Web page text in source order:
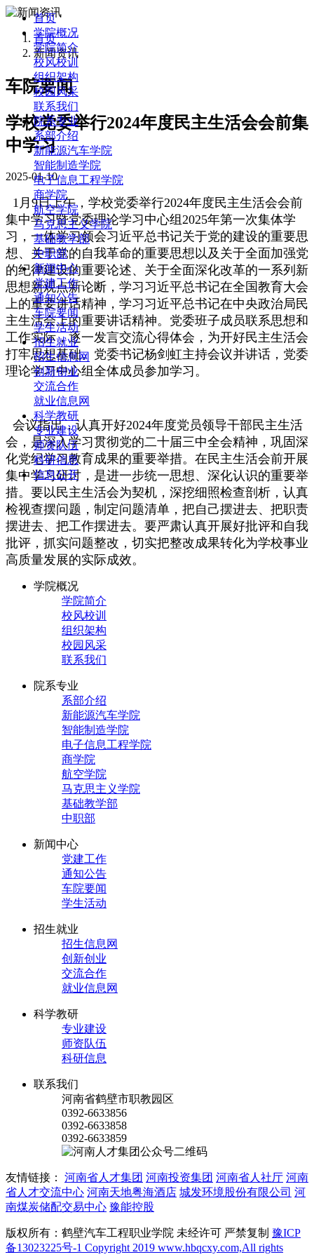
首页
学院概况
学院简介
校风校训
组织架构
校园风采
联系我们
院系专业
系部介绍
新能源汽车学院
智能制造学院
电子信息工程学院
商学院
航空学院
马克思主义学院
基础教学部
中职部
新闻中心
党建工作
通知公告
车院要闻
学生活动
招生就业
招生信息网
创新创业
交流合作
就业信息网
科学教研
专业建设
师资队伍
科研信息
信息公开
首页
新闻资讯
车院要闻
学校党委举行2024年度民主生活会会前集
中学习
2025-01-10
1月9日上午，学校党委举行2024年度民主生活会会前
集中学习暨党委理论学习中心组2025年第一次集体学
习，一体学习领会习近平总书记关于党的建设的重要思
想、关于党的自我革命的重要思想以及关于全面加强党
的纪律建设的重要论述、关于全面深化改革的一系列新
思想新观点新论断，学习习近平总书记在全国教育大会
上的重要讲话精神，学习习近平总书记在中央政治局民
主生活会上的重要讲话精神。党委班子成员联系思想和
工作实际，逐一发言交流心得体会，为开好民主生活会
打牢思想基础。党委书记杨剑虹主持会议并讲话，党委
理论学习中心组全体成员参加学习。
会议指出，认真开好2024年度党员领导干部民主生活
会，是深入学习贯彻党的二十届三中全会精神，巩固深
化党纪学习教育成果的重要举措。在民主生活会前开展
集中学习研讨，是进一步统一思想、深化认识的重要举
措。要以民主生活会为契机，深挖细照检查剖析，认真
检视查摆问题，制定问题清单，把自己摆进去、把职责
摆进去、把工作摆进去。要严肃认真开展好批评和自我
批评，抓实问题整改，切实把整改成果转化为学校事业
高质量发展的实际成效。
学院概况
学院简介
校风校训
组织架构
校园风采
联系我们
院系专业
系部介绍
新能源汽车学院
智能制造学院
电子信息工程学院
商学院
航空学院
马克思主义学院
基础教学部
中职部
新闻中心
党建工作
通知公告
车院要闻
学生活动
招生就业
招生信息网
创新创业
交流合作
就业信息网
科学教研
专业建设
师资队伍
科研信息
联系我们
河南省鹤壁市职教园区
0392-6633856
0392-6633858
0392-6633859
友情链接： 河南省人才集团 河南投资集团 河南省人社厅 河南
省人才交流中心 河南天地粤海酒店 城发环境股份有限公司 河
南煤炭储配交易中心 豫能控股
版权所有：鹤壁汽车工程职业学院 未经许可 严禁复制 豫ICP
备13023225号-1 Copyright 2019 www.hbqcxy.com,All rights